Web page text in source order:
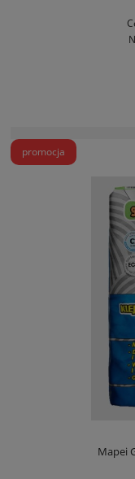
Mapei
promocja